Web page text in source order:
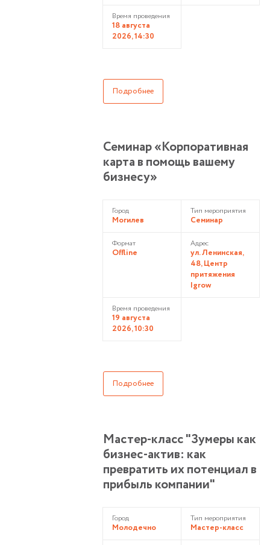
Время проведения
18 августа
2026, 14:30
Подробнее
Семинар «Корпоративная
карта в помощь вашему
бизнесу»
Город
Могилев
Тип мероприятия
Семинар
Формат
Offline
Адрес
ул. Ленинская,
48, Центр
притяжения
Igrow
Время проведения
19 августа
2026, 10:30
Подробнее
Мастер-класс "Зумеры как
бизнес-актив: как
превратить их потенциал в
прибыль компании"
Город
Молодечно
Тип мероприятия
Мастер-класс